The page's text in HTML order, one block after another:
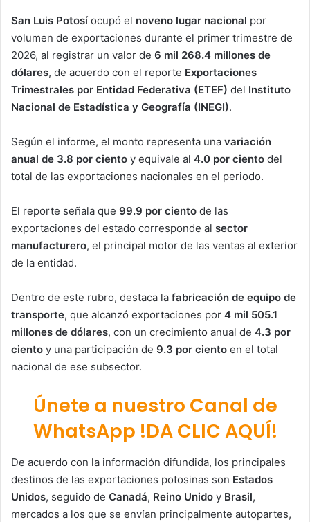
San Luis Potosí ocupó el noveno lugar nacional por
volumen de exportaciones durante el primer trimestre de
2026, al registrar un valor de 6 mil 268.4 millones de
dólares, de acuerdo con el reporte Exportaciones
Trimestrales por Entidad Federativa (ETEF) del Instituto
Nacional de Estadística y Geografía (INEGI).
Según el informe, el monto representa una variación
anual de 3.8 por ciento y equivale al 4.0 por ciento del
total de las exportaciones nacionales en el periodo.
El reporte señala que 99.9 por ciento de las
exportaciones del estado corresponde al sector
manufacturero, el principal motor de las ventas al exterior
de la entidad.
Dentro de este rubro, destaca la fabricación de equipo de
transporte, que alcanzó exportaciones por 4 mil 505.1
millones de dólares, con un crecimiento anual de 4.3 por
ciento y una participación de 9.3 por ciento en el total
nacional de ese subsector.
Únete a nuestro Canal de
WhatsApp !DA CLIC AQUÍ!
De acuerdo con la información difundida, los principales
destinos de las exportaciones potosinas son Estados
Unidos, seguido de Canadá, Reino Unido y Brasil,
mercados a los que se envían principalmente autopartes,